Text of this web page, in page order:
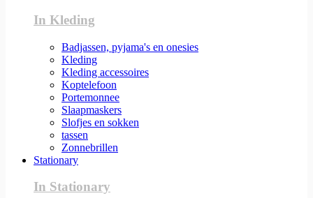
In Kleding
Badjassen, pyjama's en onesies
Kleding
Kleding accessoires
Koptelefoon
Portemonnee
Slaapmaskers
Slofjes en sokken
tassen
Zonnebrillen
Stationary
In Stationary